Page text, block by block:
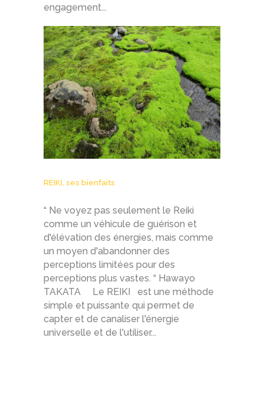
engagement...
REIKI, ses bienfaits
“ Ne voyez pas seulement le Reiki
comme un véhicule de guérison et
d'élévation des énergies, mais comme
un moyen d'abandonner des
perceptions limitées pour des
perceptions plus vastes. “ Hawayo
TAKATA Le REIKI est une méthode
simple et puissante qui permet de
capter et de canaliser l'énergie
universelle et de l'utiliser...